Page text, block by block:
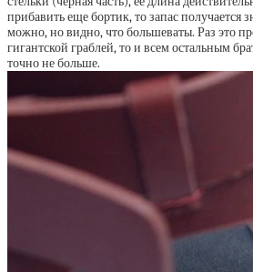
прибавить еще бортик, то запас получается
можно, но видно, что большеваты. Раз это
гигантской граблей, то и всем остальным
точно не больше.